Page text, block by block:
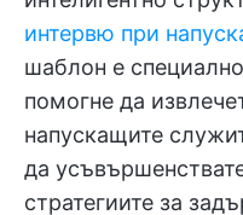
интервю при
шаблон е
помогне да
напускащите
да
стратегиите за